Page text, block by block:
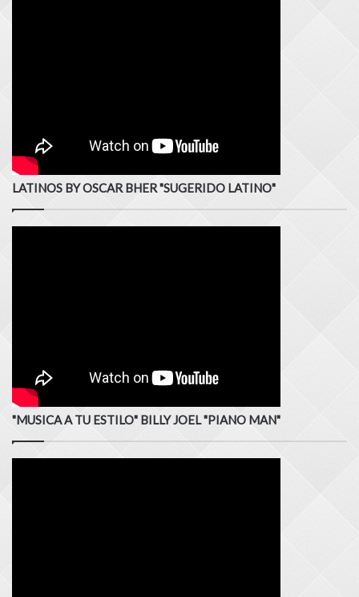
LATINOS BY OSCAR BHER "SUGERIDO LATINO"
"MUSICA A TU ESTILO" BILLY JOEL "PIANO MAN"